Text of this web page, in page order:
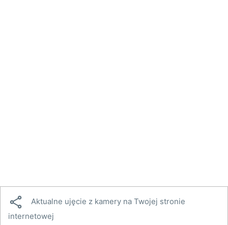

Aktualne ujęcie z kamery na Twojej stronie
internetowej